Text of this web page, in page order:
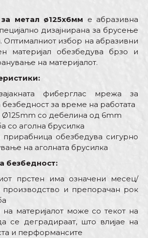
метал ø125x6мм е абразивна
дизајнирана за брусење
Оптималниот избор на абразивни
материјал обезбедува брзо и
на материјалот.
фиберглас мрежа за
за време на работата
со дебелина од 6mm
со аголна брусилка
прирабница обезбедува сигурно
на аголната брусилка
безбедност:
прстен има означени месец/
производство и препорачан рок
на материјалот може со текот на
се деградираат, што влијае на
и перформансите